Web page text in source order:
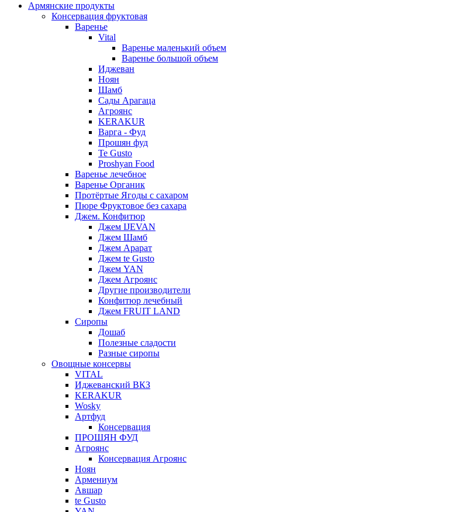
Армянские продукты
Консервация фруктовая
Варенье
Vital
Варенье маленький объем
Варенье большой объем
Иджеван
Ноян
Шамб
Сады Арагаца
Агроянс
KERAKUR
Варга - Фуд
Прошян фуд
Te Gusto
Proshyan Food
Варенье лечебное
Варенье Органик
Протёртые Ягоды с сахаром
Пюре Фруктовое без сахара
Джем. Конфитюр
Джем IJEVAN
Джем Шамб
Джем Арарат
Джем te Gusto
Джем YAN
Джем Агроянс
Другие производители
Конфитюр лечебный
Джем FRUIT LAND
Сиропы
Дошаб
Полезные сладости
Разные сиропы
Овощные консервы
VITAL
Иджеванский ВКЗ
KERAKUR
Wosky
Артфуд
Консервация
ПРОШЯН ФУД
Агроянс
Консервация Агроянс
Ноян
Армениум
Авшар
te Gusto